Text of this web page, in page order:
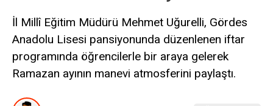
İl Millî Eğitim Müdürü Mehmet Uğurelli, Gördes
Anadolu Lisesi pansiyonunda düzenlenen iftar
programında öğrencilerle bir araya gelerek
Ramazan ayının manevi atmosferini paylaştı.